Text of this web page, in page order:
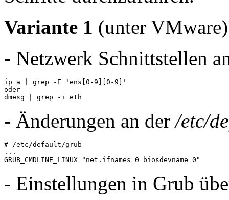
Variante 1 (unter VMware)
- Netzwerk Schnittstellen
ip a | grep -E 'ens[0-9][0-9]'
oder
dmesg | grep -i eth
- Änderungen an der/etc/
# /etc/default/grub
...
GRUB_CMDLINE_LINUX="net.ifnames=0 biosdevname=0"
- Einstellungen in Grub